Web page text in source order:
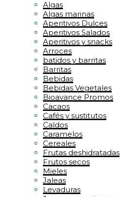
Algas
Algas marinas
Aperitivos Dulces
Aperitivos Salados
Aperitivos y snacks
Arroces
batidos y barritas
Barritas
Bebidas
Bebidas Vegetales
Bioavance Promos
Cacaos
Cafés y sustitutos
Caldos
Caramelos
Cereales
Frutas deshidratadas
Frutos secos
Mieles
Jaleas
Levaduras